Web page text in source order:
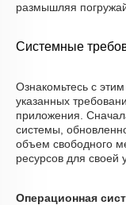
размышляя
Системные
Ознакомьтесь с
указанных
приложения.
системы,
объем свободного
ресурсов для своей
Операционная